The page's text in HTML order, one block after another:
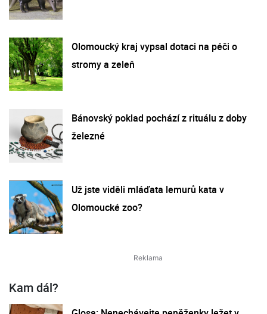
Olomoucký kraj vypsal dotaci na péči o
stromy a zeleň
Bánovský poklad pochází z rituálu z doby
železné
Už jste viděli mláďata lemurů kata v
Olomoucké zoo?
Kam dál?